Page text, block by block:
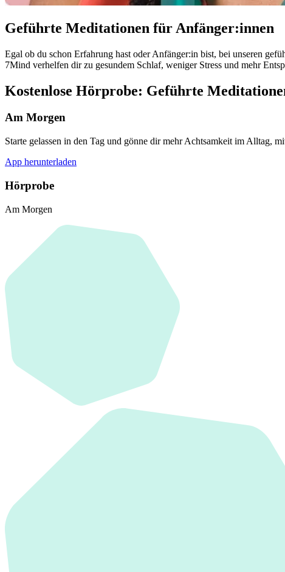
Geführte Meditationen für Anfänger:innen
Egal ob du schon Erfahrung hast oder Anfänger:in bist, bei unseren
7Mind verhelfen dir zu gesundem Schlaf, weniger Stress und mehr
Kostenlose Hörprobe: Geführte
Am Morgen
Starte gelassen in den Tag und gönne dir mehr Achtsamkeit im Alltag,
App herunterladen
Hörprobe
Am Morgen